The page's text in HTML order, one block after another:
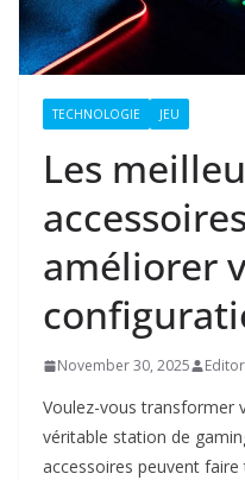
TECHNOLOGIE JEU
Les
améliorer
November 30, 2025
Voulez-vous transformer
véritable station de
accessoires peuvent